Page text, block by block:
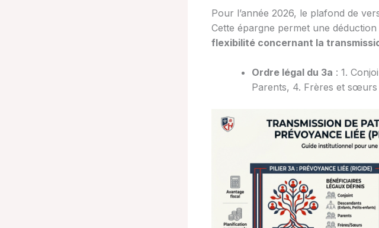
Pour l’année 2026, le plafond de
Cette épargne permet une
flexibilité concernant la
Ordre légal du 3a : 1.
Parents, 4. Frères et sœurs